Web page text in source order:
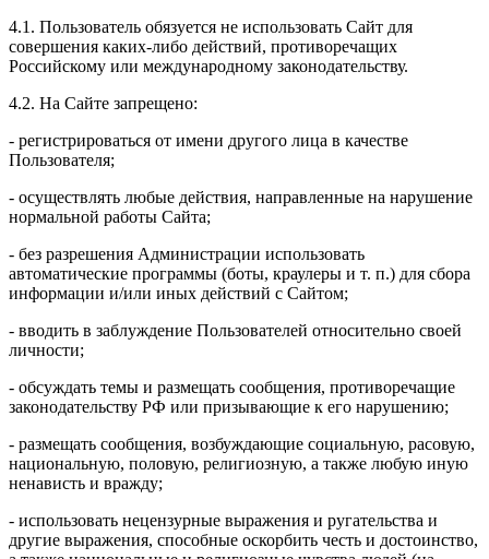
4.1. Пользователь обязуется не использовать Сайт для
совершения каких-либо действий, противоречащих
Российскому или международному законодательству.
4.2. На Сайте запрещено:
- регистрироваться от имени другого лица в качестве
Пользователя;
- осуществлять любые действия, направленные на нарушение
нормальной работы Сайта;
- без разрешения Администрации использовать
автоматические программы (боты, краулеры и т. п.) для сбора
информации и/или иных действий с Сайтом;
- вводить в заблуждение Пользователей относительно своей
личности;
- обсуждать темы и размещать сообщения, противоречащие
законодательству РФ или призывающие к его нарушению;
- размещать сообщения, возбуждающие социальную, расовую,
национальную, половую, религиозную, а также любую иную
ненависть и вражду;
- использовать нецензурные выражения и ругательства и
другие выражения, способные оскорбить честь и достоинство,